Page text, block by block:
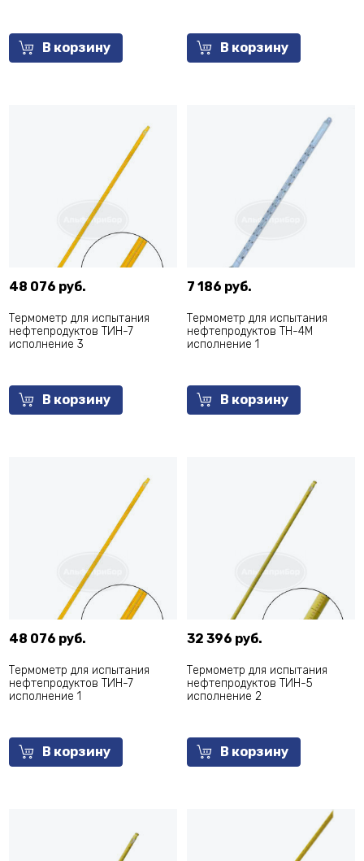
В корзину В корзину
48 076 руб.
Термометр для испытания
нефтепродуктов ТИН-7
исполнение 3
В корзину
7 186 руб.
Термометр для испытания
нефтепродуктов ТН-4М
исполнение 1
В корзину
48 076 руб.
Термометр для испытания
нефтепродуктов ТИН-7
исполнение 1
В корзину
32 396 руб.
Термометр для испытания
нефтепродуктов ТИН-5
исполнение 2
В корзину